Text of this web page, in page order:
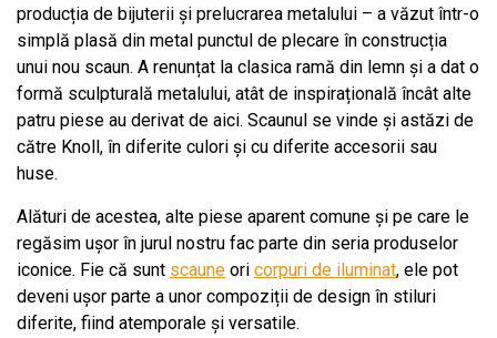
producția de bijuterii și prelucrarea metalului – a văzut într-o
simplă plasă din metal punctul de plecare în construcția
unui nou scaun. A renunțat la clasica ramă din lemn și a dat o
formă sculpturală metalului, atât de inspirațională încât alte
patru piese au derivat de aici. Scaunul se vinde și astăzi de
către Knoll, în diferite culori și cu diferite accesorii sau
huse.
Alături de acestea, alte piese aparent comune și pe care le
regăsim ușor în jurul nostru fac parte din seria produselor
iconice. Fie că sunt scaune ori corpuri de iluminat, ele pot
deveni ușor parte a unor compoziții de design în stiluri
diferite, fiind atemporale și versatile.